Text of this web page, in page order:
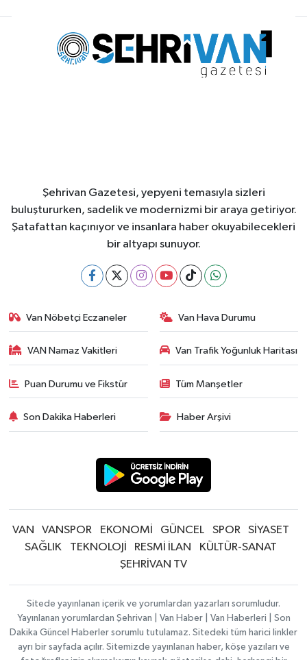
Şehrivan Gazetesi, yepyeni temasıyla sizleri
buluştururken, sadelik ve modernizmi bir araya getiriyor.
Şatafattan kaçınıyor ve insanlara haber okuyabilecekleri
bir altyapı sunuyor.
Van Nöbetçi Eczaneler Van Hava Durumu
VAN Namaz Vakitleri Van Trafik Yoğunluk Haritası
Puan Durumu ve Fikstür Tüm Manşetler
Son Dakika Haberleri Haber Arşivi
VAN VANSPOR EKONOMİ GÜNCEL SPOR
SİYASET
SAĞLIK
TEKNOLOJİ RESMİ İLAN
KÜLTÜR-SANAT
ŞEHRİVAN TV
Sitede yayınlanan içerik ve yorumlardan yazarları sorumludur.
Yayınlanan yorumlardan Şehrivan | Van Haber | Van Haberleri | Son
Dakika Güncel Haberler sorumlu tutulamaz. Sitedeki tüm harici linkler
ayrı bir sayfada açılır. Sitemizde yayınlanan haber, köşe yazıları ve